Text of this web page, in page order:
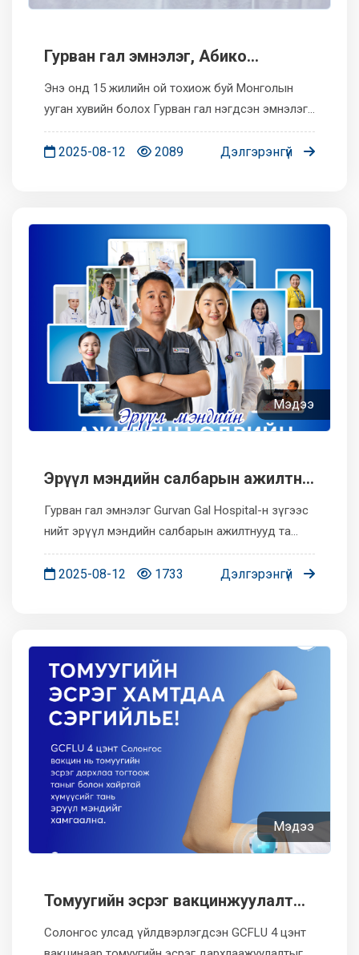
Гурван гал эмнэлэг, Абико
франчайз “Baby Coaching”
сургалтыг эхлүүлж байн...
Энэ онд 15 жилийн ой тохиож буй Монголын
ууган хувийн болох Гурван гал нэгдсэн эмнэлэг
болон Японы Baby Coaching хөтөлбөрийг
Монголд албан ёсоор нэвтрүүлж буй Абико
2025-08-12 2089 Дэлгэрэнгүй
Мэдээ
Эрүүл мэндийн салбарын ажилтны
Гурван гал эмнэлэг Gurvan Gal Hospital-н зүгээс
нийт эрүүл мэндийн салбарын ажилтнууд та
бүхэнд мэнд дэвшүүлж байна
2025-08-12 1733 Дэлгэрэнгүй
Мэдээ
Томуугийн эсрэг вакцинжуулалт
Солонгос улсад үйлдвэрлэгдсэн GCFLU 4 цэнт